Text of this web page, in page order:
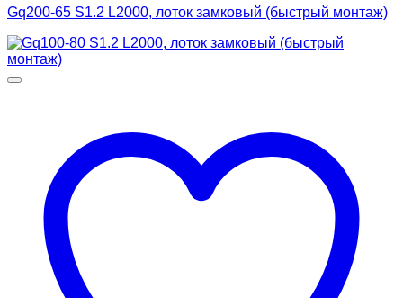
Gq200-65 S1.2 L2000, лоток замковый (быстрый монтаж)